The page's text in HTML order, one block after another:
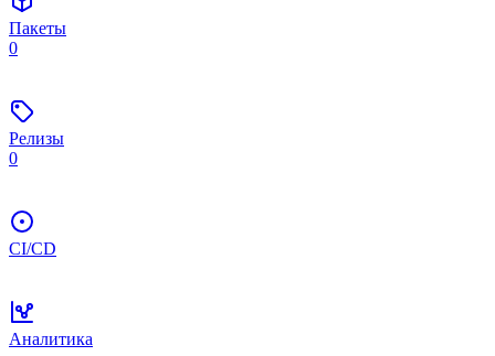
Пакеты
0
Релизы
0
CI/CD
Аналитика